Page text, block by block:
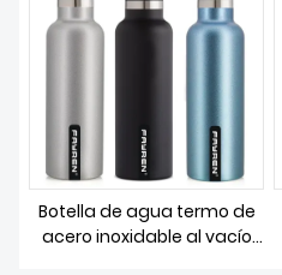
Botella de agua termo de
acero inoxidable al vacío